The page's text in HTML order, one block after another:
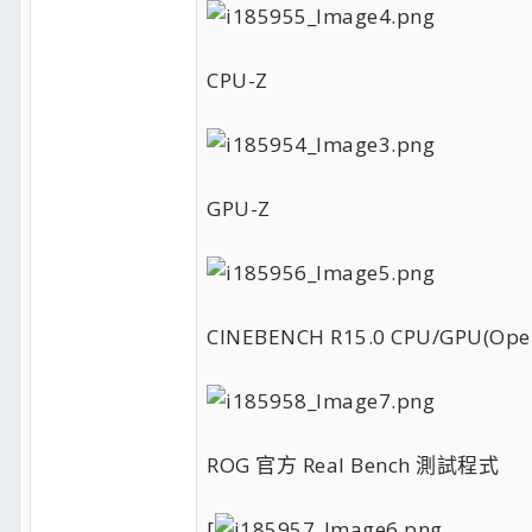
CPU-Z
GPU-Z
CINEBENCH R15.0 CPU/
ROG 官方 Real Bench 測試程式